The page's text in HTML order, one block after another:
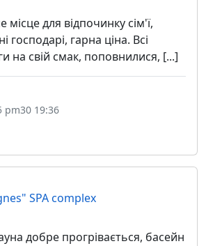
для відпочинку сім'ї,
господарі, гарна ціна. Всі
на свій смак, поповнилися, [...]
pm30 19:36
SPA complex
добре прогрівається, басейн